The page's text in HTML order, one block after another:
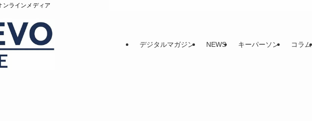
ンラインメディア
デジタルマガジン NEWS キーパーソン コラム